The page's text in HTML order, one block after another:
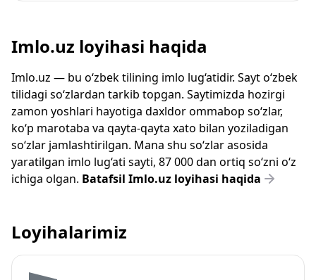
Imlo.uz loyihasi haqida
Imlo.uz — bu o‘zbek tilining imlo lug‘atidir. Sayt o‘zbek
tilidagi so‘zlardan tarkib topgan. Saytimizda hozirgi
zamon yoshlari hayotiga daxldor ommabop so‘zlar,
ko‘p marotaba va qayta-qayta xato bilan yoziladigan
so‘zlar jamlashtirilgan. Mana shu so‘zlar asosida
yaratilgan imlo lug‘ati sayti, 87 000 dan ortiq so‘zni o‘z
ichiga olgan. Batafsil Imlo.uz loyihasi haqida
Loyihalarimiz